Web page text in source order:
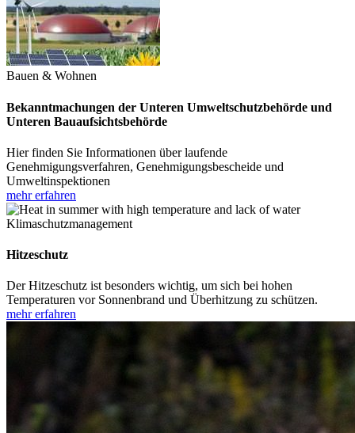
Bauen & Wohnen
Bekanntmachungen der Unteren Umweltschutzbehörde und
Unteren Bauaufsichtsbehörde
Hier finden Sie Informationen über laufende
Genehmigungsverfahren, Genehmigungsbescheide und
Umweltinspektionen
mehr erfahren
Klimaschutzmanagement
Hitzeschutz
Der Hitzeschutz ist besonders wichtig, um sich bei hohen
Temperaturen vor Sonnenbrand und Überhitzung zu schützen.
mehr erfahren